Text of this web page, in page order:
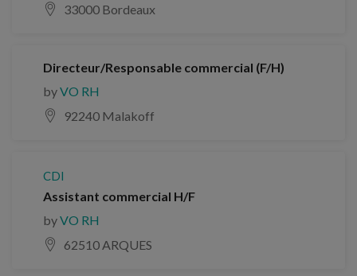
33000 Bordeaux
Directeur/Responsable commercial (F/H)
byVO RH
92240 Malakoff
CDI
Assistant commercial H/F
byVO RH
62510 ARQUES